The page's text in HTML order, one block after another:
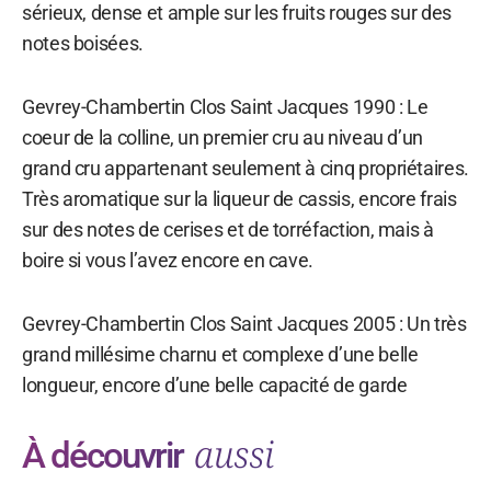
sérieux, dense et ample sur les fruits rouges sur des
notes boisées.
Gevrey-Chambertin Clos Saint Jacques 1990 : Le
coeur de la colline, un premier cru au niveau d’un
grand cru appartenant seulement à cinq propriétaires.
Très aromatique sur la liqueur de cassis, encore frais
sur des notes de cerises et de torréfaction, mais à
boire si vous l’avez encore en cave.
Gevrey-Chambertin Clos Saint Jacques 2005 : Un très
grand millésime charnu et complexe d’une belle
longueur, encore d’une belle capacité de garde
À découvrir aussi